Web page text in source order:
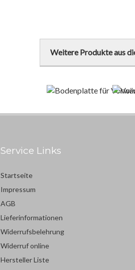
Weitere Produkte aus
Service Links
Startseite
Impressum
AGB
Lieferinformationen
Widerrufsbelehrung
Widerruf online
Hersteller Liste